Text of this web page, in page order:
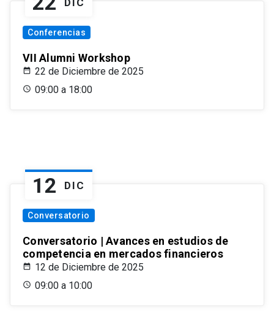
DIC
Conferencias
VII Alumni Workshop
22 de Diciembre de 2025
09:00 a 18:00
12 DIC
Conversatorio
Conversatorio | Avances en estudios de
competencia en mercados financieros
12 de Diciembre de 2025
09:00 a 10:00